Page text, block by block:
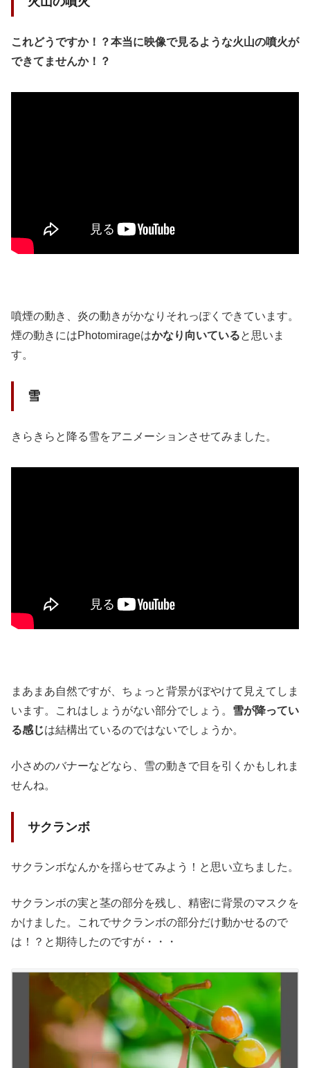
これどうですか！？本当に映像で見るような火山の噴火が
できてませんか！？
噴煙の動き、炎の動きがかなりそれっぽくできています。
煙の動きにはPhotomirageはかなり向いていると思いま
す。
雪
きらきらと降る雪をアニメーションさせてみました。
まあまあ自然ですが、ちょっと背景がぼやけて見えてしま
います。これはしょうがない部分でしょう。 雪が降ってい
る感じは結構出ているのではないでしょうか。
小さめのバナーなどなら、雪の動きで目を引くかもしれま
せんね。
サクランボ
サクランボなんかを揺らせてみよう！と思い立ちました。
サクランボの実と茎の部分を残し、精密に背景のマスクを
かけました。これでサクランボの部分だけ動かせるので
は！？と期待したのですが・・・